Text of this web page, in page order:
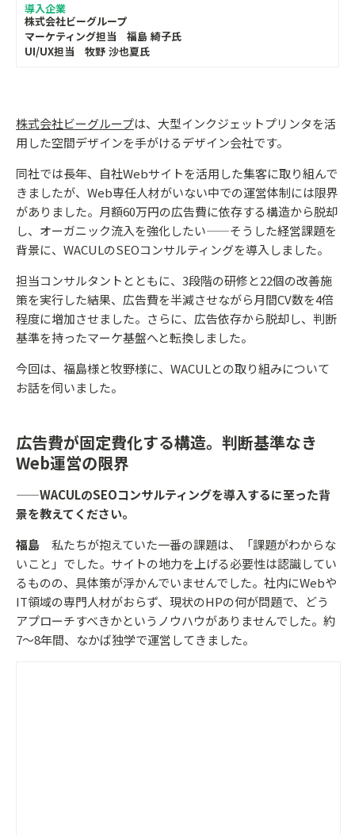
導入企業
株式会社ビーグループ
マーケティング担当 福島 綺子氏
UI/UX担当 牧野 沙也夏氏
株式会社ビーグループは、大型インクジェットプリンタを活
用した空間デザインを手がけるデザイン会社です。
同社では長年、自社Webサイトを活用した集客に取り組んで
きましたが、Web専任人材がいない中での運営体制には限界
がありました。月額60万円の広告費に依存する構造から脱却
し、オーガニック流入を強化したい——そうした経営課題を
背景に、WACULのSEOコンサルティングを導入しました。
担当コンサルタントとともに、3段階の研修と22個の改善施
策を実行した結果、広告費を半減させながら月間CV数を4倍
程度に増加させました。さらに、広告依存から脱却し、判断
基準を持ったマーケ基盤へと転換しました。
今回は、福島様と牧野様に、WACULとの取り組みについて
お話を伺いました。
広告費が固定費化する構造。判断基準なき
Web運営の限界
——WACULのSEOコンサルティングを導入するに至った背
景を教えてください。
福島 私たちが抱えていた一番の課題は、「課題がわからな
いこと」でした。サイトの地力を上げる必要性は認識してい
るものの、具体策が浮かんでいませんでした。社内にWebや
IT領域の専門人材がおらず、現状のHPの何が問題で、どう
アプローチすべきかというノウハウがありませんでした。約
7〜8年間、なかば独学で運営してきました。